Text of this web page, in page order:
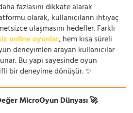
fazlasını dikkate alarak
olarak, kullanıcıların ihtiyaç
ulaşmasını hedefler. Farklı
online oyunlar, hem kısa süreli
deneyimleri arayan kullanıcılar
Bu yapı sayesinde oyun
bir deneyime dönüşür. ✨
MicroOyun Dünyası 🚀